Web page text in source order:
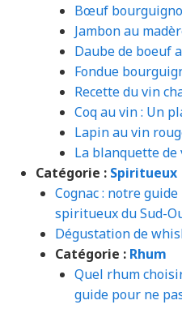
Bœuf
Jambon au
Daube de boeuf
Fondue
Recette du vin
Coq au vin : Un
Lapin au vin
La blanquette de
Catégorie : Spiritueux
Cognac : notre
spiritueux du Sud-
Dégustation de
Catégorie : Rhum
Quel rhum
guide pour ne